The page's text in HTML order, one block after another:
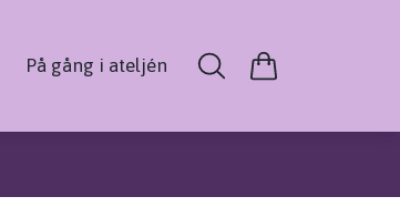
På gång i ateljén